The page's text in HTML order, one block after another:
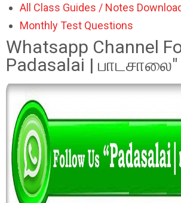
All Class Guides / Notes
Monthly Test Questions
Whatsapp Channel
Padasalai | பாடசாலை"